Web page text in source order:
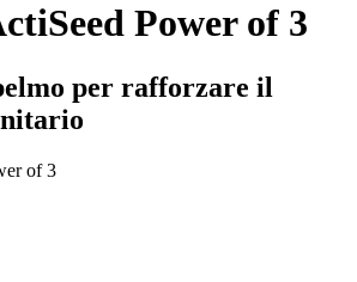
Power of 3
per rafforzare il
of 3